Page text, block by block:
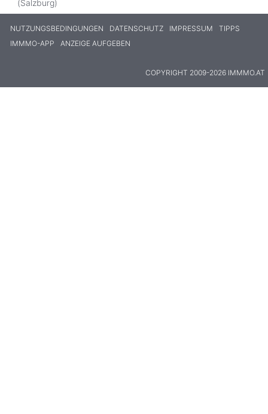
(Salzburg)
NUTZUNGSBEDINGUNGEN DATENSCHUTZ IMPRESSUM
TIPPS
IMMMO-APP
ANZEIGE AUFGEBEN
COPYRIGHT 2009-2026 IMMMO.AT